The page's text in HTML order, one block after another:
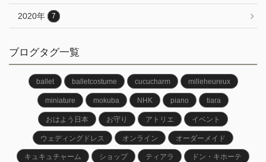
2020年 7
ブログタグ一覧
ballet balletcostume cucucharm milleheureux
miniature mokuba NHK piano tiara
おはよう日本 お守り アトリエ イベント
ウェディングドレス オンライン オーダーメイド
キュキュチャーム ショップ ティアラ ドン・キホーテ